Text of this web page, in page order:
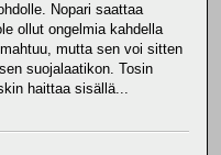
Nopari saattaa
ollut ongelmia kahdella
mutta sen voi sitten
suojalaatikon. Tosin
haittaa sisällä...